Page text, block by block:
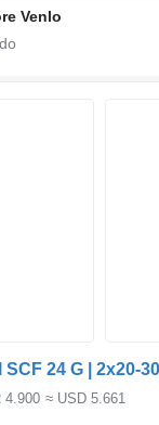
Venlo
4.900 ≈ USD 5.661